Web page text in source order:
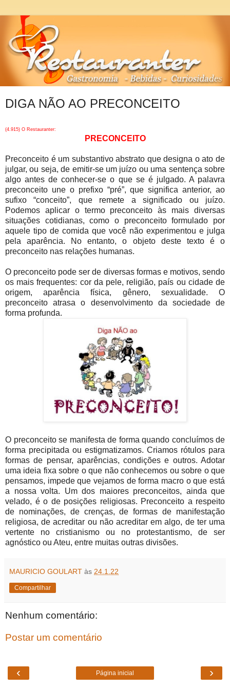
DIGA NÃO AO PRECONCEITO
(4.915) O Restauranter:
PRECONCEITO
Preconceito é um substantivo abstrato que designa o ato de
julgar, ou seja, de emitir-se um juízo ou uma sentença sobre
algo antes de conhecer-se o que se é julgado. A palavra
preconceito une o prefixo “pré”, que significa anterior, ao
sufixo “conceito”, que remete a significado ou juízo.
Podemos aplicar o termo preconceito às mais diversas
situações cotidianas, como o preconceito formulado por
aquele tipo de comida que você não experimentou e julga
pela aparência. No entanto, o objeto deste texto é o
preconceito nas relações humanas.
O preconceito pode ser de diversas formas e motivos, sendo
os mais frequentes: cor da pele, religião, país ou cidade de
origem, aparência física, gênero, sexualidade. O
preconceito atrasa o desenvolvimento da sociedade de
forma profunda.
O preconceito se manifesta de forma quando concluímos de
forma precipitada ou estigmatizamos. Criamos rótulos para
formas de pensar, aparências, condições e outros. Adotar
uma ideia fixa sobre o que não conhecemos ou sobre o que
pensamos, impede que vejamos de forma macro o que está
a nossa volta. Um dos maiores preconceitos, ainda que
velado, é o de posições religiosas. Preconceito a respeito
de nominações, de crenças, de formas de manifestação
religiosa, de acreditar ou não acreditar em algo, de ter uma
vertente no cristianismo ou no protestantismo, de ser
agnóstico ou Ateu, entre muitas outras divisões.
MAURICIO GOULART às 24.1.22
Compartilhar
Nenhum comentário:
Postar um comentário
‹ ›
Página inicial